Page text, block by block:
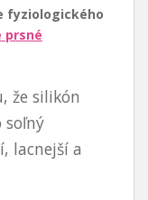
fyziologického
prsné
že silikón
soľný
lacnejší a